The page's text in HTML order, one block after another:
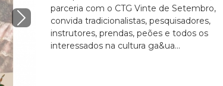
parceria com o CTG Vinte de Setembro,
convida tradicionalistas, pesquisadores,
instrutores, prendas, peões e todos os
interessados na cultura ga&ua...